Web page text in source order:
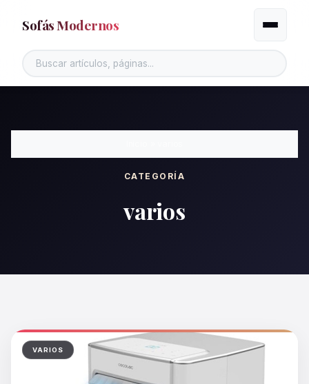
Sofás Modernos Alternar
CATEGORÍA
varios
VARIOS